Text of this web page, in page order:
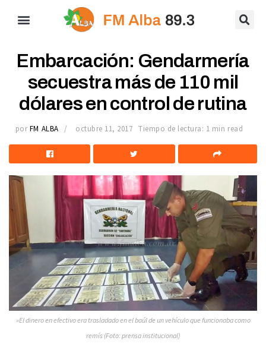
Embarcación: Gendarmería
secuestra más de 110 mil
dólares en control de rutina
por FM ALBA octubre 11, 2017 Tiempo de lectura: 1 min read
»El dinero en efectivo era trasladado en el baúl de un vehículo que funcionaba como
remís (Foto: prensa institucional)